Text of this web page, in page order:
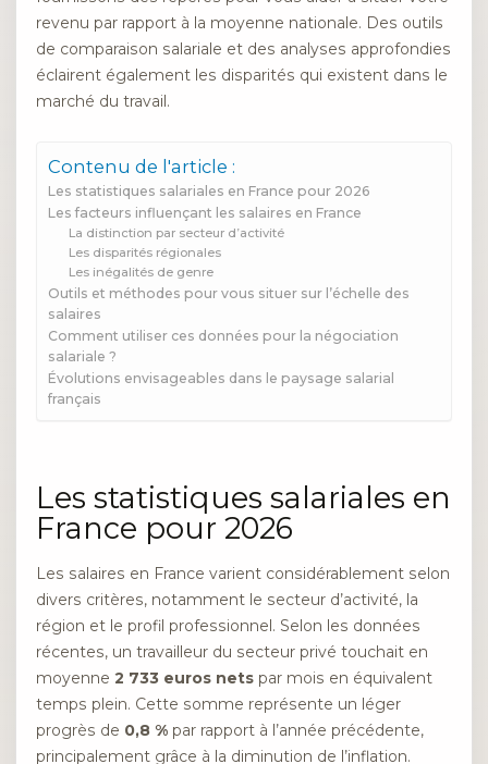
revenu par rapport à la moyenne nationale. Des outils
de comparaison salariale et des analyses approfondies
éclairent également les disparités qui existent dans le
marché du travail.
Contenu de l'article :
Les statistiques salariales en France pour 2026
Les facteurs influençant les salaires en France
La distinction par secteur d’activité
Les disparités régionales
Les inégalités de genre
Outils et méthodes pour vous situer sur l’échelle des
salaires
Comment utiliser ces données pour la négociation
salariale ?
Évolutions envisageables dans le paysage salarial
français
Les statistiques salariales en
France pour 2026
Les salaires en France varient considérablement selon
divers critères, notamment le secteur d’activité, la
région et le profil professionnel. Selon les données
récentes, un travailleur du secteur privé touchait en
moyenne 2 733 euros nets par mois en équivalent
temps plein. Cette somme représente un léger
progrès de 0,8 % par rapport à l’année précédente,
principalement grâce à la diminution de l’inflation.